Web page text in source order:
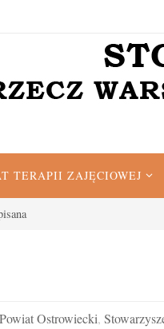
TERAPII ZAJĘCIOWEJ
Powiat Ostrowiecki,